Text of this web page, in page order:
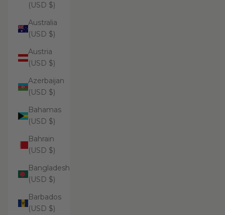
(USD $)
Australia
(USD $)
Austria
(USD $)
Azerbaijan
(USD $)
Bahamas
(USD $)
Bahrain
(USD $)
Bangladesh
(USD $)
Barbados
(USD $)